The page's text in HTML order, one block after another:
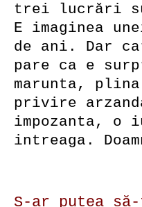
trei lucrări
E imaginea
de ani. Dar
pare ca e
marunta,
privire
impozanta, o
intreaga.
S-ar putea